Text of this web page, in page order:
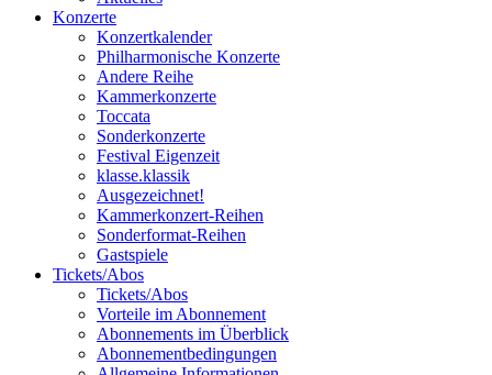
Konzerte
Konzertkalender
Philharmonische Konzerte
Andere Reihe
Kammerkonzerte
Toccata
Sonderkonzerte
Festival Eigenzeit
klasse.klassik
Ausgezeichnet!
Kammerkonzert-Reihen
Sonderformat-Reihen
Gastspiele
Tickets/Abos
Tickets/Abos
Vorteile im Abonnement
Abonnements im Überblick
Abonnement­bedingungen